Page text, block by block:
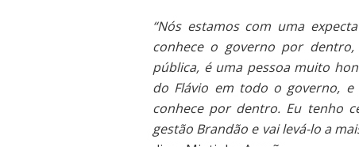
“Nós estamos com uma
conhece o governo por
pública, é uma pessoa muito
do Flávio em todo o governo,
conhece por dentro. Eu tenho
gestão Brandão e vai levá-lo a